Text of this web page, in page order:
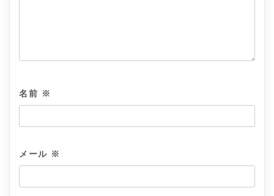
名前 ※
メール ※